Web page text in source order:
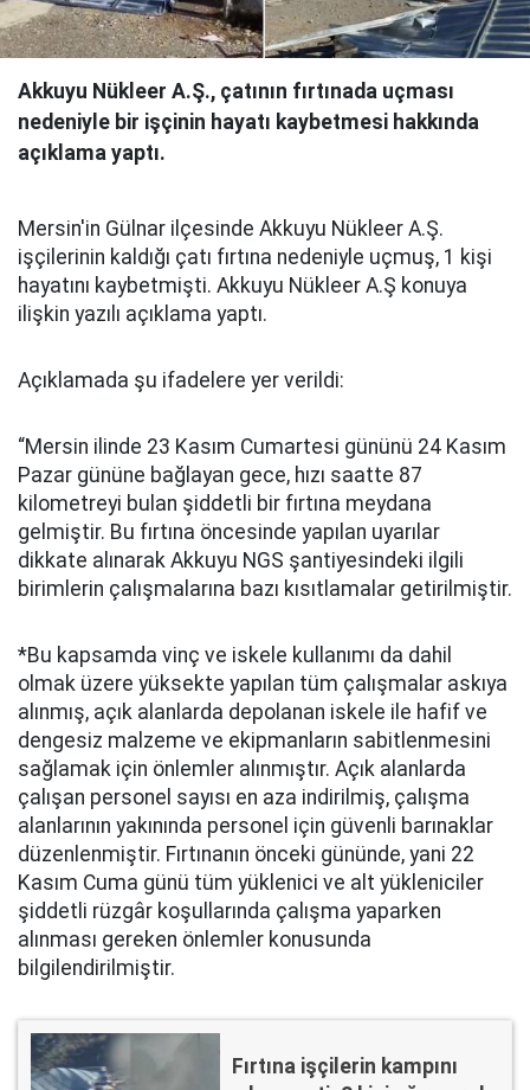
Akkuyu Nükleer A.Ş., çatının fırtınada uçması
nedeniyle bir işçinin hayatı kaybetmesi hakkında
açıklama yaptı.
Mersin'in Gülnar ilçesinde Akkuyu Nükleer A.Ş.
işçilerinin kaldığı çatı fırtına nedeniyle uçmuş, 1 kişi
hayatını kaybetmişti. Akkuyu Nükleer A.Ş konuya
ilişkin yazılı açıklama yaptı.
Açıklamada şu ifadelere yer verildi:
“Mersin ilinde 23 Kasım Cumartesi gününü 24 Kasım
Pazar gününe bağlayan gece, hızı saatte 87
kilometreyi bulan şiddetli bir fırtına meydana
gelmiştir. Bu fırtına öncesinde yapılan uyarılar
dikkate alınarak Akkuyu NGS şantiyesindeki ilgili
birimlerin çalışmalarına bazı kısıtlamalar getirilmiştir.
*Bu kapsamda vinç ve iskele kullanımı da dahil
olmak üzere yüksekte yapılan tüm çalışmalar askıya
alınmış, açık alanlarda depolanan iskele ile hafif ve
dengesiz malzeme ve ekipmanların sabitlenmesini
sağlamak için önlemler alınmıştır. Açık alanlarda
çalışan personel sayısı en aza indirilmiş, çalışma
alanlarının yakınında personel için güvenli barınaklar
düzenlenmiştir. Fırtınanın önceki gününde, yani 22
Kasım Cuma günü tüm yüklenici ve alt yükleniciler
şiddetli rüzgâr koşullarında çalışma yaparken
alınması gereken önlemler konusunda
bilgilendirilmiştir.
Fırtına işçilerin kampını